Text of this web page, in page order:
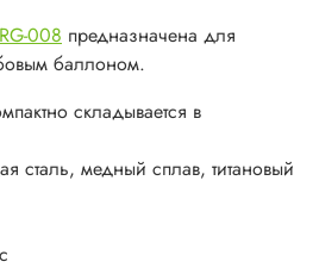
008 предназначена для
баллоном.
складывается в
сталь, медный сплав, титановый